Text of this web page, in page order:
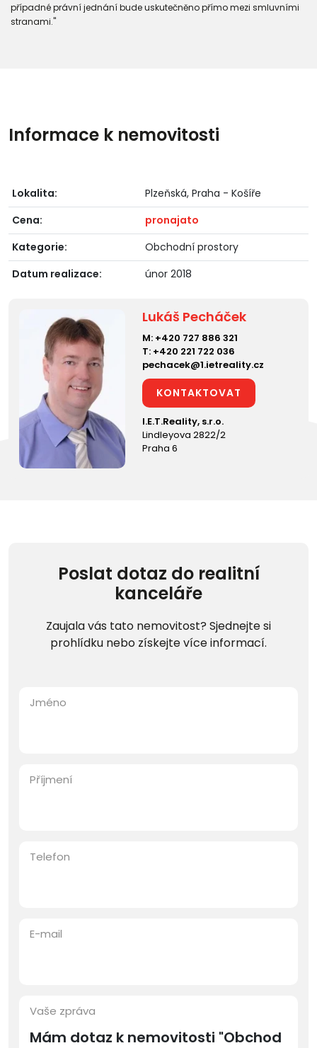
případné právní jednání bude uskutečněno přímo mezi smluvními
stranami."
Informace k nemovitosti
Lokalita:
Plzeňská, Praha - Košíře
Cena:
pronajato
Kategorie:
Obchodní prostory
Datum realizace:
únor 2018
Lukáš Pecháček
M: +420 727 886 321
T: +420 221 722 036
pechacek@1.ietreality.cz
KONTAKTOVAT
I.E.T.Reality, s.r.o.
Lindleyova 2822/2
Praha 6
Poslat dotaz do realitní
kanceláře
Zaujala vás tato nemovitost? Sjednejte si
prohlídku nebo získejte více informací.
Jméno
Příjmení
Telefon
E-mail
Vaše zpráva